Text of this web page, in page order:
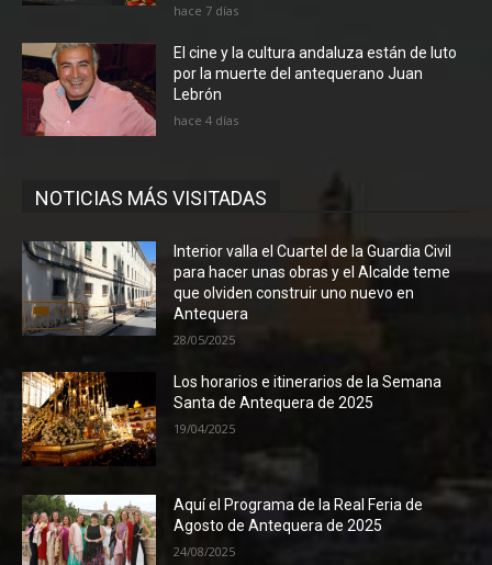
hace 7 días
El cine y la cultura andaluza están de luto
por la muerte del antequerano Juan
Lebrón
hace 4 días
NOTICIAS MÁS VISITADAS
Interior valla el Cuartel de la Guardia Civil
para hacer unas obras y el Alcalde teme
que olviden construir uno nuevo en
Antequera
28/05/2025
Los horarios e itinerarios de la Semana
Santa de Antequera de 2025
19/04/2025
Aquí el Programa de la Real Feria de
Agosto de Antequera de 2025
24/08/2025